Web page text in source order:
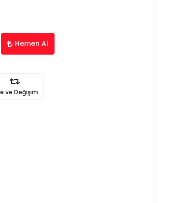
Hemen Al
ve Değişim